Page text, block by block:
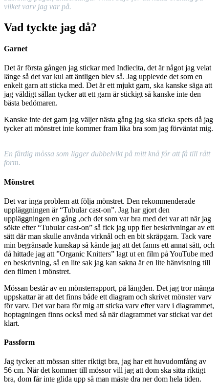
vilket varv jag var på.
Vad tyckte jag då?
Garnet
Det är första gången jag stickar med Indiecita, det är något jag velat
länge så det var kul att äntligen blev så. Jag upplevde det som en
enkelt garn att sticka med. Det är ett mjukt garn, ska kanske säga att
jag väldigt sällan tycker att ett garn är stickigt så kanske inte den
bästa bedömaren.
Kanske inte det garn jag väljer nästa gång jag ska sticka spets då jag
tycker att mönstret inte kommer fram lika bra som jag förväntat mig.
En färdig mössa som ligger dubbelvikt på mitt knä för att få till rätt
form.
Mönstret
Det var inga problem att följa mönstret. Den rekommenderade
uppläggningen är “Tubular cast-on”. Jag har gjort den
uppläggningen en gång ,och det som var bra med det var att när jag
sökte efter “Tubular cast-on” så fick jag upp fler beskrivningar av ett
sätt där man skulle använda virknål och en bit skräpgarn. Tack vare
min begränsade kunskap så kände jag att det fanns ett annat sätt, och
då hittade jag att ”Organic Knitters” lagt ut en film på YouTube med
en beskrivning, så en lite sak jag kan sakna är en lite hänvisning till
den filmen i mönstret.
Mössan består av en mönsterrapport, på längden. Det jag tror många
uppskattar är att det finns både ett diagram och skrivet mönster varv
för varv. Det var bara för mig att sticka varv efter varv i diagrammet,
hoptagningen finns också med så när diagrammet var stickat var det
klart.
Passform
Jag tycker att mössan sitter riktigt bra, jag har ett huvudomfång av
56 cm. När det kommer till mössor vill jag att dom ska sitta riktigt
bra, dom får inte glida upp så man måste dra ner dom hela tiden.